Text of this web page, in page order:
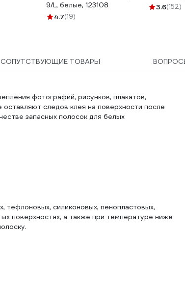
9/L, белые, 123108
4.7(19)
3.6(152)
СОПУТСТВУЮЩИЕ ТОВАРЫ
фотографий, рисунков, плакатов,
следов клея на поверхности после
запасных полосок для белых
тефлоновых, силиконовых, пенопластовых,
поверхностях, а также при температуре ниже